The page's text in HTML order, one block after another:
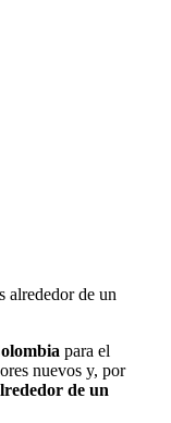
alrededor de un
para el
nuevos y, por
de un